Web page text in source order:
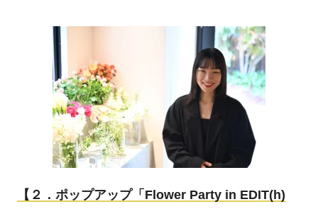
【２．ポップアップ「 Flower Party in EDIT(h)